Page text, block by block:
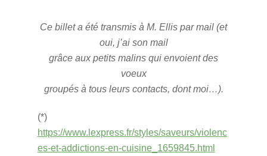
Ce billet a été transmis à M. Ellis par mail (et
oui, j’ai son mail
grâce aux petits malins qui envoient des
voeux
groupés à tous leurs contacts, dont moi…).
(*)
https://www.lexpress.fr/styles/saveurs/violenc
es-et-addictions-en-cuisine_1659845.html